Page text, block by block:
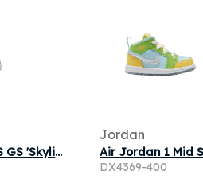
Air Jordan 1 Mid SS GS 'Skyline' | Blue | Kid's Size 5.5
Jordan
DX4369-400